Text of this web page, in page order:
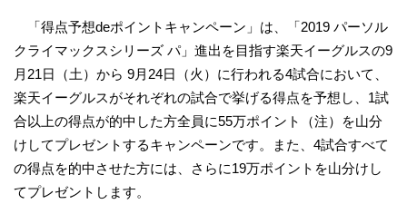
「得点予想deポイントキャンペーン」は、「2019 パーソル
クライマックスシリーズ パ」進出を目指す楽天イーグルスの9
月21日（土）から 9月24日（火）に行われる4試合において、
楽天イーグルスがそれぞれの試合で挙げる得点を予想し、1試
合以上の得点が的中した方全員に55万ポイント（注）を山分
けしてプレゼントするキャンペーンです。また、4試合すべて
の得点を的中させた方には、さらに19万ポイントを山分けし
てプレゼントします。